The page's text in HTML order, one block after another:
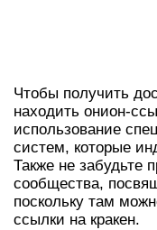
Чтобы получить
находить онион-
использование
систем, которые
Также не забудьте
сообщества,
поскольку там
ссылки на кракен.